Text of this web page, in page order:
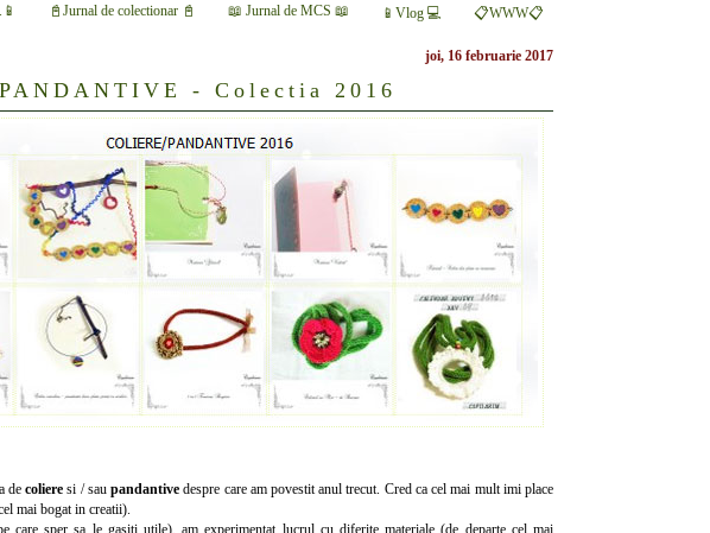
📓Jurnal de colectionar 📓 📖 Jurnal de MCS 📖 📱Vlog 💻 📋WWW📋
joi, 16 februarie 2017
- Colectia 2016
decoliere si / saupandantive despre care am povestit anul trecut. Cred ca cel mai mult imi place
mai bogat in creatii).
care sper sa le gasiti utile), am experimentat lucrul cu diferite materiale (de departe cel mai